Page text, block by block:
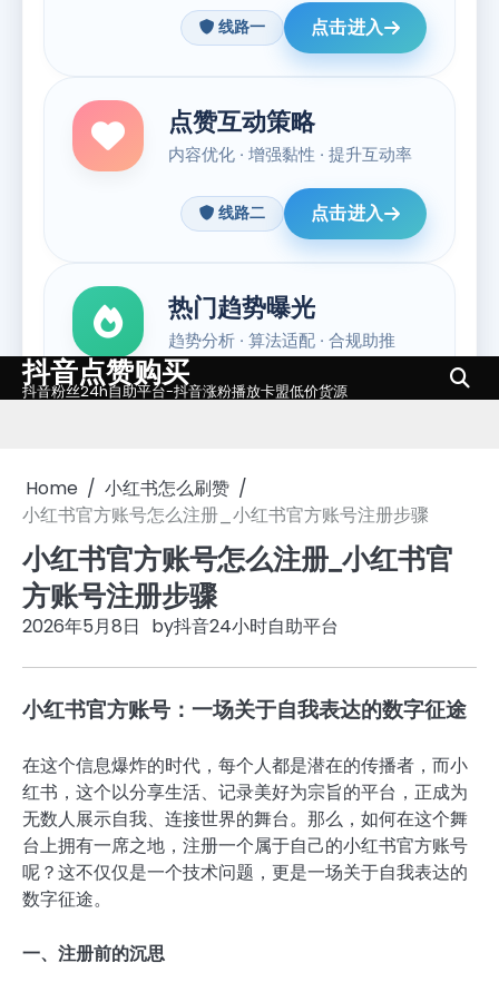
Skip
to
抖音点赞购买
抖音粉丝24h自助平台-抖音涨粉播放卡盟低价货源
Home
小红书怎么刷赞
小红书官方账号怎么注册_小红书官方账号注册步骤
小红书官方账号怎么注册_小红书官
方账号注册步骤
2026年5月8日 by抖音24小时自助平台
小红书官方账号：一场关于自我表达的数字征途
在这个信息爆炸的时代，每个人都是潜在的传播者，而小
红书，这个以分享生活、记录美好为宗旨的平台，正成为
无数人展示自我、连接世界的舞台。那么，如何在这个舞
台上拥有一席之地，注册一个属于自己的小红书官方账号
呢？这不仅仅是一个技术问题，更是一场关于自我表达的
数字征途。
一、注册前的沉思